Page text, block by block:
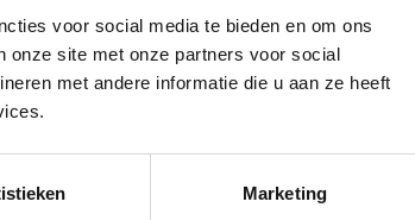
voor social media te bieden en om ons
onze site met onze partners voor social
met andere informatie die u aan ze heeft
Marketing
has a hickup. Or
the calendar, it has